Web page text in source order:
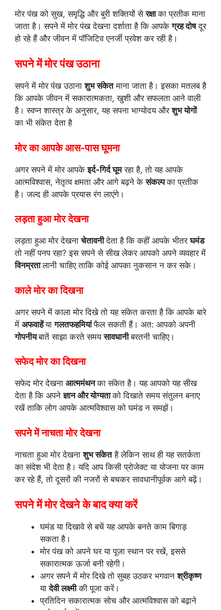
मोर पंख को सुख, समृद्धि और बुरी शक्तियों सेरक्षाका प्रतीक माना
जाता है। सपने में मोर पंख देखना दर्शाता है कि आपकेग्रह दोषदूर
हो रहे हैं और जीवन में पॉजिटिव एनर्जी प्रवेश कर रही है।
सपने में मोर पंख उठाना
सपने में मोर पंख उठानाशुभ संकेतमाना जाता है। इसका मतलब है
कि आपके जीवन में सकारात्मकता, खुशी और सफलता आने वाली
है। स्वप्न शास्त्र के अनुसार, यह सपना भाग्योदय औरशुभ योगों
का भी संकेत देता है
मोर का आपके आस-पास घूमना
अगर सपने में मोर आपकेइर्द-गिर्द घूमरहा है, तो यह आपके
आत्मविश्वास, नेतृत्व क्षमता और आगे बढ़ने केसंकल्पका प्रतीक
है। जल्द ही आपके प्रयास रंग लाएंगे।
लड़ता हुआ मोर देखना
लड़ता हुआ मोर देखनाचेतावनीदेता है कि कहीं आपके भीतरघमंड
तो नहीं पनप रहा? इस सपने से सीख लेकर आपको अपने व्यवहार में
विनम्रतालानी चाहिए ताकि कोई आपका नुकसान न कर सके।
काले मोर का दिखना
अगर सपने में काला मोर दिखे तो यह संकेत करता है कि आपके बारे
में अफवाहेंयागलतफहमियांफैल सकती हैं। अत: आपको अपनी
गोपनीयबातें साझा करते समयसावधानीबरतनी चाहिए।
सफेद मोर का दिखना
सफेद मोर देखना आत्ममंथनका संकेत है। यह आपको यह सीख
देता है कि अपनेज्ञान और योग्यताको दिखाते समय संतुलन बनाए
रखें ताकि लोग आपके आत्मविश्वास को घमंड न समझें।
सपने में नाचता मोर देखना
नाचता हुआ मोर देखनाशुभ संकेतहै लेकिन साथ ही यह सतर्कता
का संदेश भी देता है। यदि आप किसी प्रोजेक्ट या योजना पर काम
कर रहे हैं, तो दूसरों की नजरों से बचकर सावधानीपूर्वक आगे बढ़ें।
सपने में मोर देखने के बाद क्या करें
घमंड या दिखावे से बचें यह आपके बनते काम बिगाड़
सकता है।
मोर पंख को अपने घर या पूजा स्थान पर रखें, इससे
सकारात्मक ऊर्जा बनी रहेगी।
अगर सपने में मोर दिखे तो सुबह उठकर भगवानश्रीकृष्ण
यादेवी लक्ष्मीकी पूजा करें।
प्रतिदिन सकारात्मक सोच और आत्मविश्वास को बढ़ाने